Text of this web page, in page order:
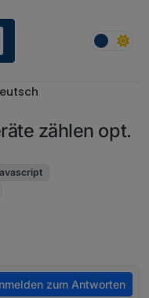
zählen opt.
zum Antworten